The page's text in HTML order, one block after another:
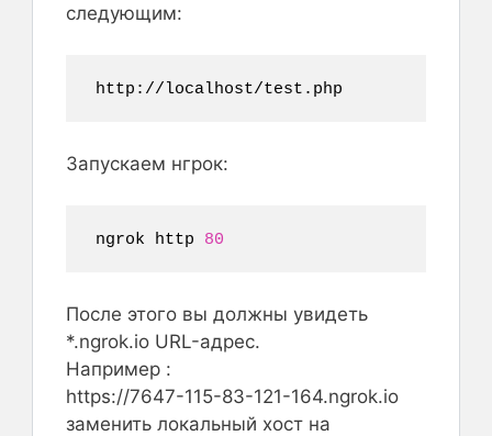
следующим:
http://localhost/test.php
Запускаем нгрок:
ngrok http 80
После этого вы должны увидеть
*.ngrok.io URL-адрес.
Например :
https://7647-115-83-121-164.ngrok.io
заменить локальный хост на